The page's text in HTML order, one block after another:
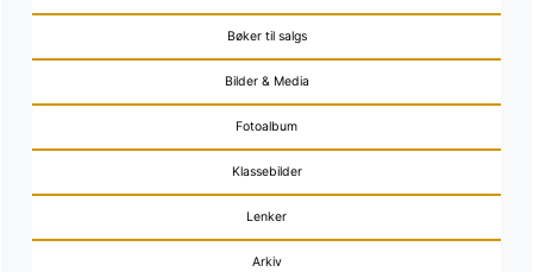
Bøker til salgs
Bilder & Media
Fotoalbum
Klassebilder
Lenker
Arkiv